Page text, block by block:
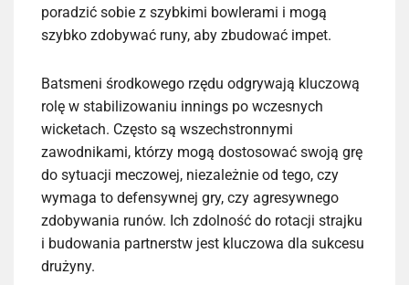
poradzić sobie z szybkimi bowlerami i mogą
szybko zdobywać runy, aby zbudować impet.
Batsmeni środkowego rzędu odgrywają kluczową
rolę w stabilizowaniu innings po wczesnych
wicketach. Często są wszechstronnymi
zawodnikami, którzy mogą dostosować swoją grę
do sytuacji meczowej, niezależnie od tego, czy
wymaga to defensywnej gry, czy agresywnego
zdobywania runów. Ich zdolność do rotacji strajku
i budowania partnerstw jest kluczowa dla sukcesu
drużyny.